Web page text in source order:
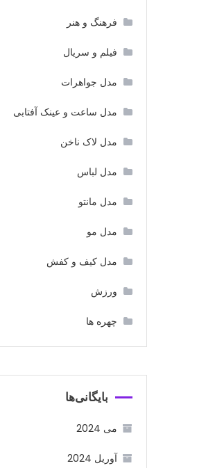
فرهنگ و هنر
فیلم و سریال
مدل جواهرات
مدل ساعت و عینک آفتابی
مدل لاک ناخن
مدل لباس
مدل مانتو
مدل مو
مدل کیف و کفش
ورزش
چهره ها
بایگانی‌ها
می 2024
آوریل 2024